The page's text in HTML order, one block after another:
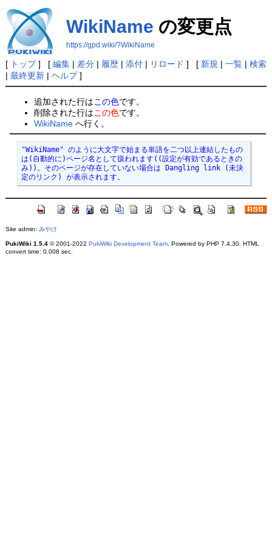
WikiName の変更点
https://gpd.wiki/?WikiName
[ トップ] [ 編集| 差分| 履歴| 添付| リロード ] [ 新規 | 一覧| 検索
| 最終更新| ヘルプ]
追加された行はこの色です。
削除された行はこの色です。
WikiName へ行く。
"WikiName" のように大文字で始まる単語を二つ以上連結したもの
は(自動的に)ページ名として扱われます((設定が有効であるときの
み))。そのページが存在していない場合は Dangling link (未決
定のリンク) が表示されます。
Site admin: みやけ
PukiWiki 1.5.4© 2001-2022 PukiWiki Development Team. Powered by PHP 7.4.30. HTML
convert time: 0.008 sec.